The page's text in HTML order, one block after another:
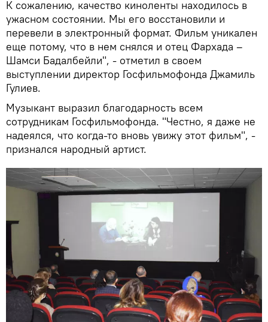
К сожалению, качество киноленты находилось в
ужасном состоянии. Мы его восстановили и
перевели в электронный формат. Фильм уникален
еще потому, что в нем снялся и отец Фархада –
Шамси Бадалбейли", - отметил в своем
выступлении директор Госфильмофонда Джамиль
Гулиев.
Музыкант выразил благодарность всем
сотрудникам Госфильмофонда. "Честно, я даже не
надеялся, что когда-то вновь увижу этот фильм", -
признался народный артист.